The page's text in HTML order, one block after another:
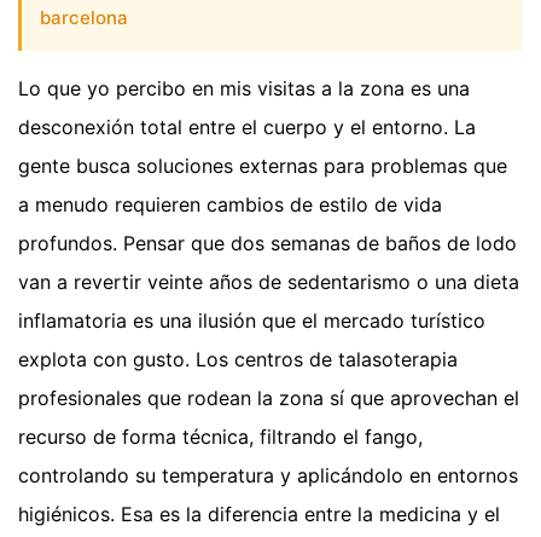
barcelona
Lo que yo percibo en mis visitas a la zona es una
desconexión total entre el cuerpo y el entorno. La
gente busca soluciones externas para problemas que
a menudo requieren cambios de estilo de vida
profundos. Pensar que dos semanas de baños de lodo
van a revertir veinte años de sedentarismo o una dieta
inflamatoria es una ilusión que el mercado turístico
explota con gusto. Los centros de talasoterapia
profesionales que rodean la zona sí que aprovechan el
recurso de forma técnica, filtrando el fango,
controlando su temperatura y aplicándolo en entornos
higiénicos. Esa es la diferencia entre la medicina y el